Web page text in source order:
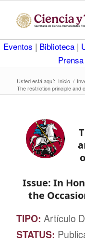
Eventos | Biblioteca |
Prensa
Usted está aquí: Inicio /
The restriction principle and
Issue: In
the
TIPO: Artículo
STATUS: